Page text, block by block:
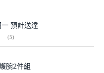
預計送達
(5)
腕2件組